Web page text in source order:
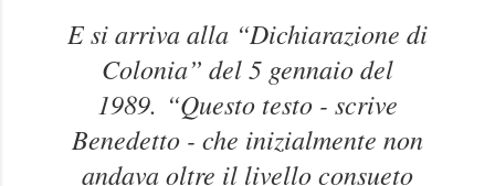
E si arriva alla “Dichiarazione di
Colonia” del 5 gennaio del
1989. “Questo testo - scrive
Benedetto - che inizialmente non
andava oltre il livello consueto